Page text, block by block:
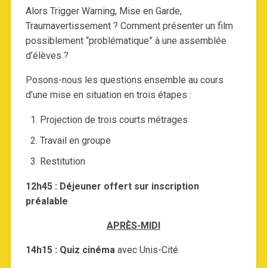
Alors Trigger Warning, Mise en Garde,
Traumavertissement ? Comment présenter un film
possiblement “problématique” à une assemblée
d’élèves ?
Posons-nous les questions ensemble au cours
d’une mise en situation en trois étapes :
Projection de trois courts métrages
Travail en groupe
Restitution
12h45 : Déjeuner offert sur inscription
préalable
APRÈS-MIDI
14h15 : Quiz cinémaavec Unis-Cité